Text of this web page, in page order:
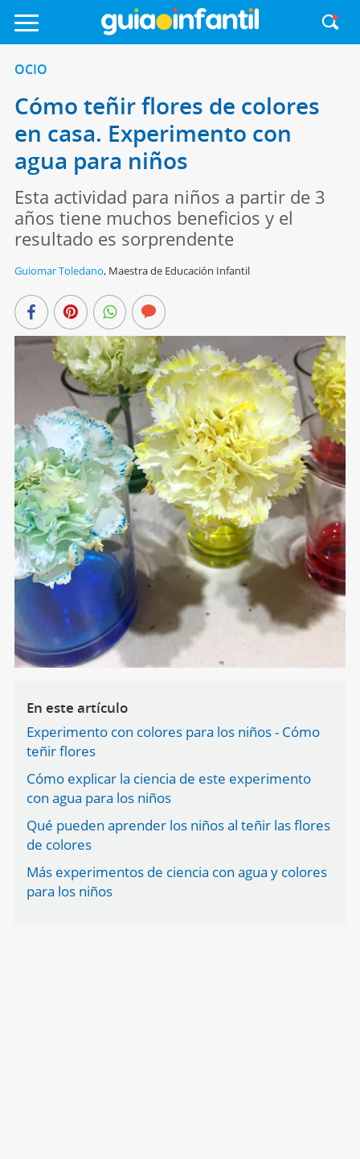
OCIO
Cómo teñir flores de colores
en casa. Experimento con
agua para niños
Esta actividad para niños a partir de 3
años tiene muchos beneficios y el
resultado es sorprendente
Guiomar Toledano, Maestra de Educación Infantil
En este artículo
Experimento con colores para los niños - Cómo
teñir flores
Cómo explicar la ciencia de este experimento
con agua para los niños
Qué pueden aprender los niños al teñir las flores
de colores
Más experimentos de ciencia con agua y colores
para los niños